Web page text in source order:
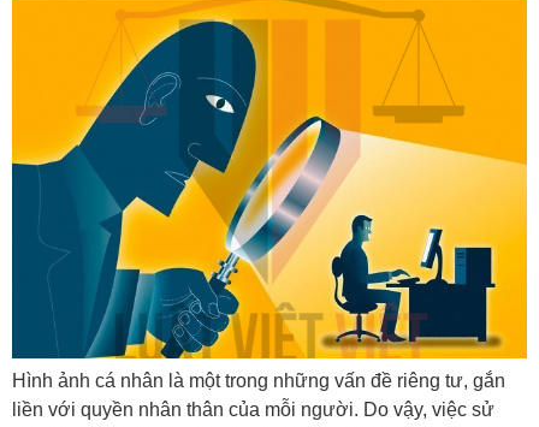
Hình ảnh cá nhân là một trong những vấn đề riêng tư, gắn
liền với quyền nhân thân của mỗi người. Do vậy, việc sử